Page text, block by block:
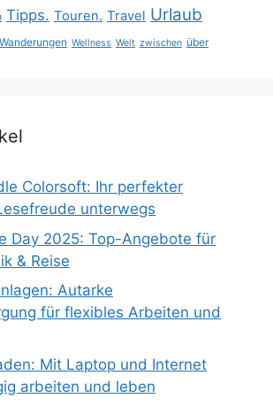
Tipps. Touren. Travel Urlaub
Wanderungen Wellness Welt zwischen über
Colorsoft: Ihr perfekter
unterwegs
Day 2025: Top-Angebote für
& Reise
Autarke
für flexibles Arbeiten und
Mit Laptop und Internet
arbeiten und leben